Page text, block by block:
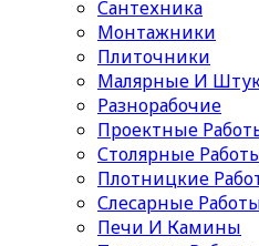
Сантехника
Монтажники
Плиточники
Малярные И
Разнорабочие
Проектные
Столярные
Плотницкие
Слесарные
Печи И Камины